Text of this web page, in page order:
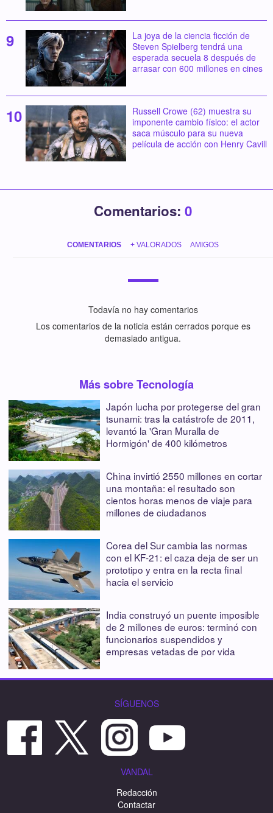
La joya de la ciencia ficción de
Steven Spielberg tendrá una
esperada secuela 8 después de
arrasar con 600 millones en cines
Russell Crowe (62) muestra su
imponente cambio físico: el actor
saca músculo para su nueva
película de acción con Henry Cavill
Comentarios: 0
COMENTARIOS + VALORADOS AMIGOS
Todavía no hay comentarios
Los comentarios de la noticia están cerrados porque es
demasiado antigua.
Más sobre Tecnología
Japón lucha por protegerse del gran
tsunami: tras la catástrofe de 2011,
levantó la 'Gran Muralla de
Hormigón' de 400 kilómetros
China invirtió 2550 millones en cortar
una montaña: el resultado son
cientos horas menos de viaje para
millones de ciudadanos
Corea del Sur cambia las normas
con el KF-21: el caza deja de ser un
prototipo y entra en la recta final
hacia el servicio
India construyó un puente imposible
de 2 millones de euros: terminó con
funcionarios suspendidos y
empresas vetadas de por vida
SÍGUENOS
VANDAL
Redacción
Contactar